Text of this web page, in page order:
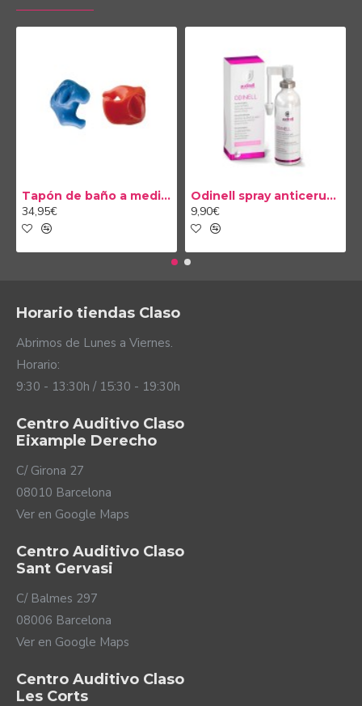
Tapón de baño a medida
34,95€
Odinell spray anticerumen 50ml
9,90€
Horario tiendas Claso
Abrimos de Lunes a Viernes.
Horario:
9:30 - 13:30h / 15:30 - 19:30h
Centro Auditivo Claso
Eixample Derecho
C/ Girona 27
08010 Barcelona
Ver en Google Maps
Centro Auditivo Claso
Sant Gervasi
C/ Balmes 297
08006 Barcelona
Ver en Google Maps
Centro Auditivo Claso
Les Corts